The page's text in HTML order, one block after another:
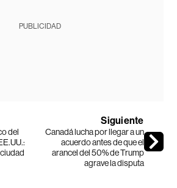
PUBLICIDAD
del
Siguiente
Canadá lucha por llegar a un
acuerdo antes de que el
arancel del 50% de Trump
agrave la disputa